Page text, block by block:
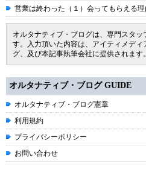
営業は終わった（１）会ってもらえる
オルタナティブ・ブログは、専門スタ
す。入力頂いた内容は、アイティメディ
グ、及び本記事執筆会社に提供されます。
オルタナティブ・ブログ GUIDE
オルタナティブ・ブログ憲章
利用規約
プライバシーポリシー
お問い合わせ